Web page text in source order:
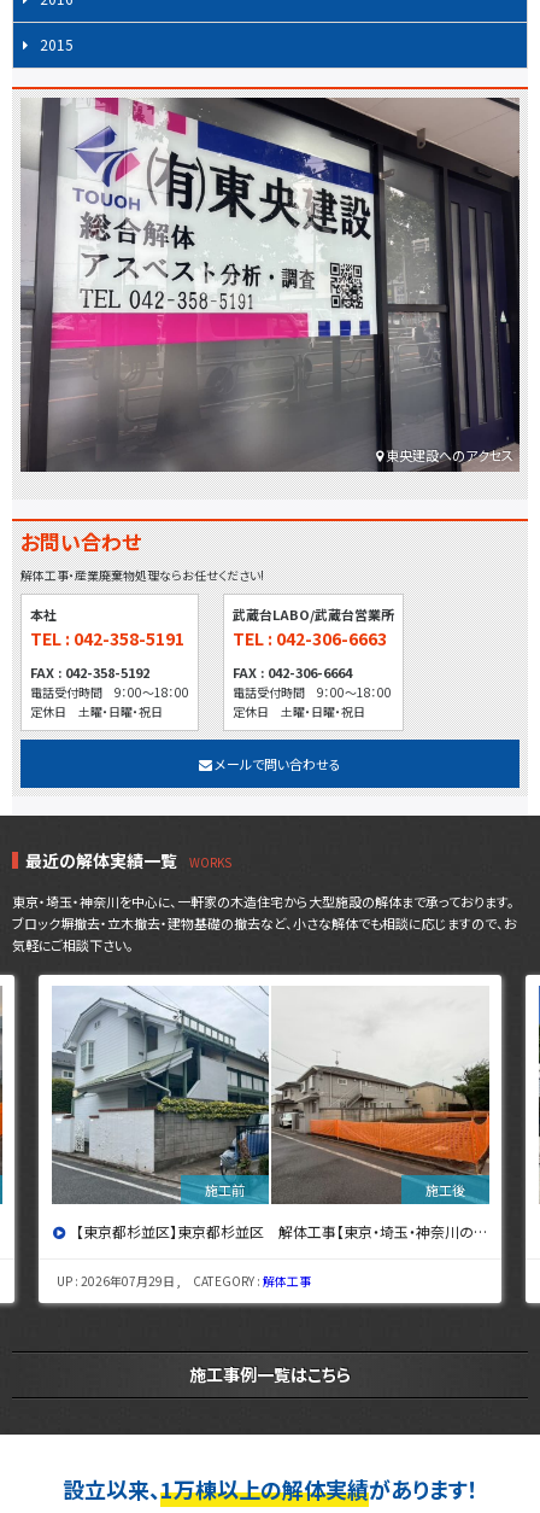
2015
東央建設へのアクセス
お問い合わせ
解体工事・産業廃棄物処理ならお任せください!
本社
TEL : 042-358-5191
FAX : 042-358-5192
電話受付時間 9：00～18：00
定休日 土曜・日曜・祝日
武蔵台LABO/武蔵台営業所
TEL : 042-306-6663
FAX : 042-306-6664
電話受付時間 9：00～18：00
定休日 土曜・日曜・祝日
メールで問い合わせる
最近の解体実績一覧
東京・埼玉・神奈川を中心に、一軒家の木造住宅から大型施設の解体まで承っております。
ブロック塀撤去・立木撤去・建物基礎の撤去など、小さな解体でも相談に応じますので、お
気軽にご相談下さい。
【東京都杉並区】東京都杉並区 解体工事【東京・埼玉・神奈川の解体工事なら東央建設へ】
UP : 2026年07月29日 , CATEGORY :解体工事
施工事例一覧はこちら
設立以来、1万棟以上の解体実績があります！